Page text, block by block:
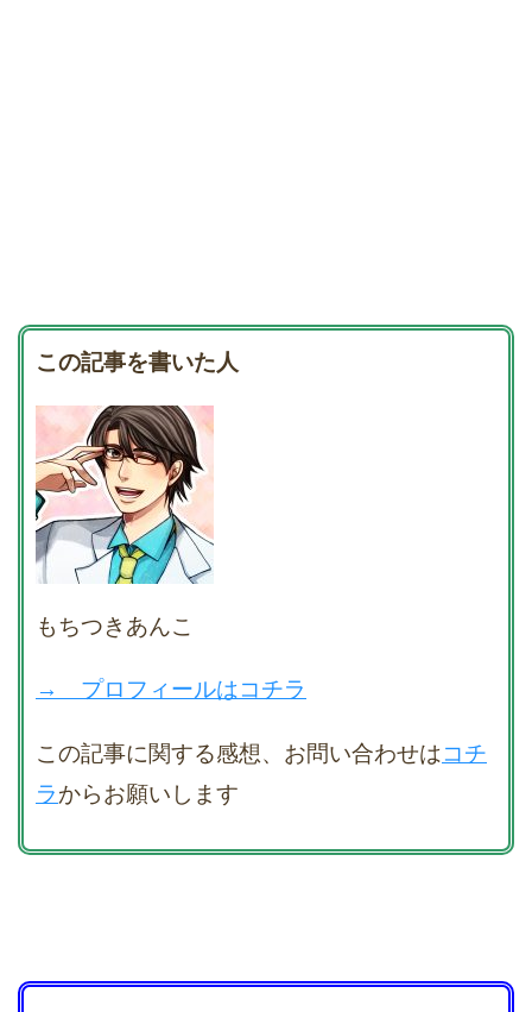
この記事を書いた人
もちつきあんこ
→ プロフィールはコチラ
この記事に関する感想、お問い合わせはコチ
ラからお願いします